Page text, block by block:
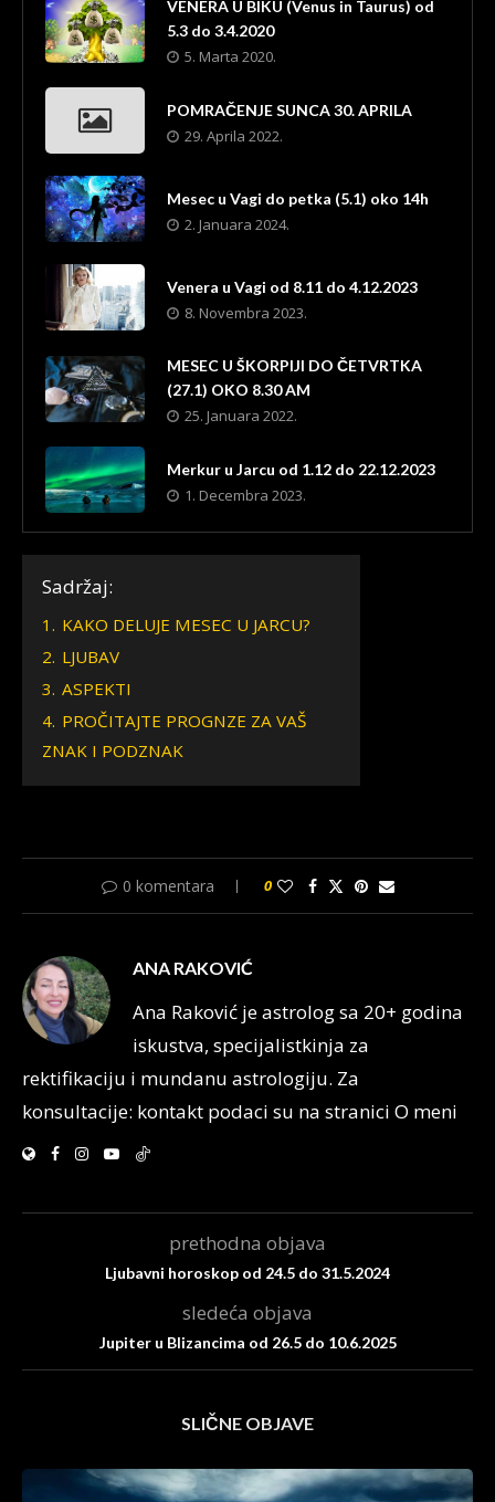
VENERA U BIKU (Venus in Taurus) od
5.3 do 3.4.2020
5. Marta 2020.
POMRAČENJE SUNCA 30. APRILA
29. Aprila 2022.
Mesec u Vagi do petka (5.1) oko 14h
2. Januara 2024.
Venera u Vagi od 8.11 do 4.12.2023
8. Novembra 2023.
MESEC U ŠKORPIJI DO ČETVRTKA
(27.1) OKO 8.30 AM
25. Januara 2022.
Merkur u Jarcu od 1.12 do 22.12.2023
1. Decembra 2023.
Sadržaj:
1. KAKO DELUJE MESEC U JARCU?
2. LJUBAV
3. ASPEKTI
4. PROČITAJTE PROGNZE ZA VAŠ
ZNAK I PODZNAK
0 komentara 0
ANA RAKOVIĆ
Ana Raković je astrolog sa 20+ godina
iskustva, specijalistkinja za
rektifikaciju i mundanu astrologiju. Za
konsultacije: kontakt podaci su na stranici O meni
prethodna objava
Ljubavni horoskop od 24.5 do 31.5.2024
sledeća objava
Jupiter u Blizancima od 26.5 do 10.6.2025
SLIČNE OBJAVE